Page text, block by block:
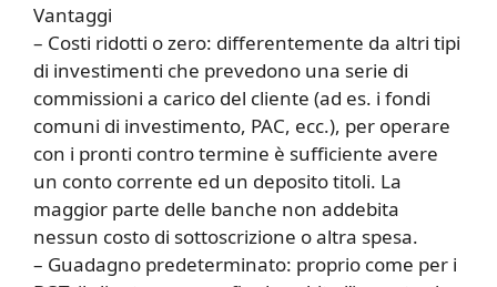
Vantaggi
– Costi ridotti o zero: differentemente da altri tipi
di investimenti che prevedono una serie di
commissioni a carico del cliente (ad es. i fondi
comuni di investimento, PAC, ecc.), per operare
con i pronti contro termine è sufficiente avere
un conto corrente ed un deposito titoli. La
maggior parte delle banche non addebita
nessun costo di sottoscrizione o altra spesa.
– Guadagno predeterminato: proprio come per i